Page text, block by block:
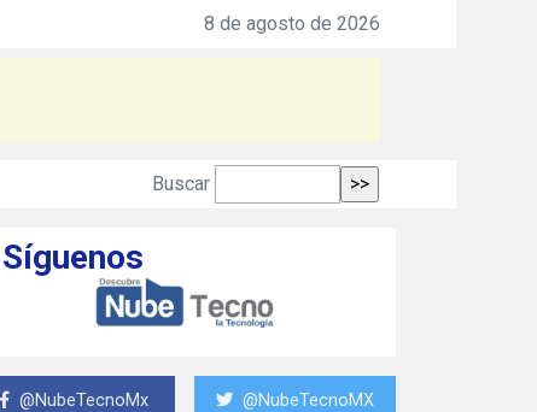
8 de agosto de 2026
Buscar
Síguenos
@NubeTecnoMx @NubeTecnoMX